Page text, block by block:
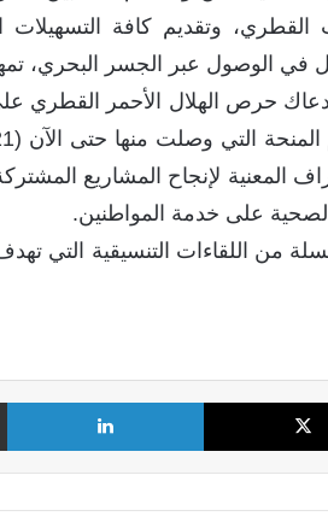
وتقديم كافة التسهيلات
في الوصول عبر الجسر البحري،
حرص الهلال الأحمر
المعنية لإنجاح المشاريع
على خدمة المواطنين.
من اللقاءات التنسيقية التي
X